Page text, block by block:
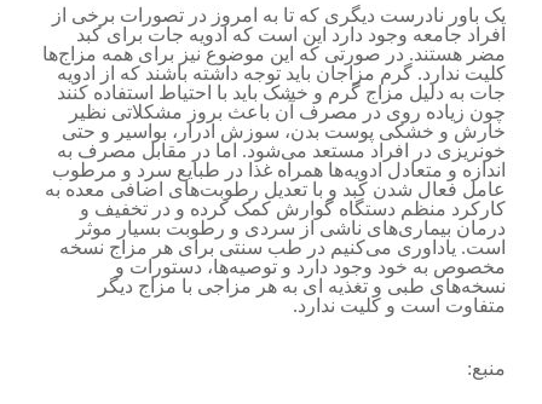
یک باور نادرست دیگری که تا به امروز در تصورات برخی از
افراد جامعه وجود دارد این است که ادویه جات برای کبد
مضر هستند. در صورتی که این موضوع نیز برای همه مزاج‌ها
کلیت ندارد. گرم مزاجان باید توجه داشته باشند که از ادویه
جات به دلیل مزاج گرم و خشک باید با احتیاط استفاده کنند
چون زیاده روی در مصرف آن باعث بروز مشکلاتی نظیر
خارش و خشکی پوست بدن، سوزش ادرار، بواسیر و حتی
خونریزی در افراد مستعد می‌شود. اما در مقابل مصرف به
اندازه و متعادل ادویه‌ها همراه غذا در طبایع سرد و مرطوب
عامل فعال شدن کبد و با تعدیل رطوبت‌های اضافی معده به
کارکرد منظم دستگاه گوارش کمک کرده و در تخفیف و
درمان بیماری‌های ناشی از سردی و رطوبت بسیار موثر
است. یاداوری می‌کنیم در طب سنتی برای هر مزاج نسخه
مخصوص به خود وجود دارد و توصیه‌ها، دستورات و
نسخه‌های طبی و تغذیه ای به هر مزاجی با مزاج دیگر
متفاوت است و کلیت ندارد.
منبع: